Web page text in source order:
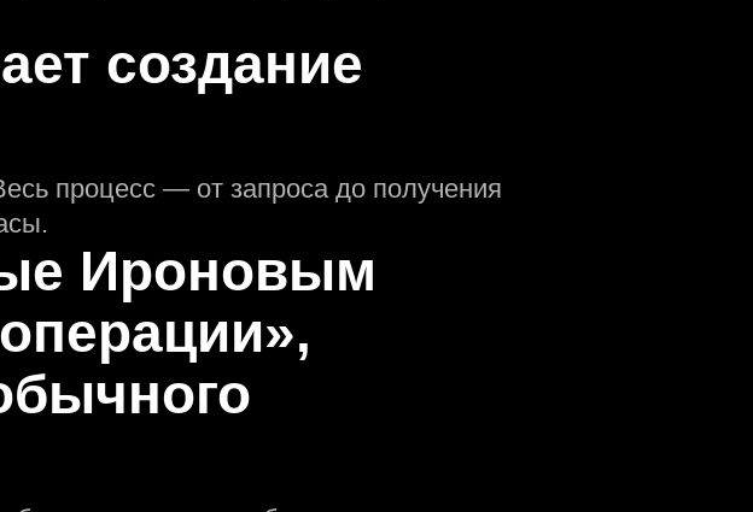
создание
процесс — от запроса до получения
Ироновым